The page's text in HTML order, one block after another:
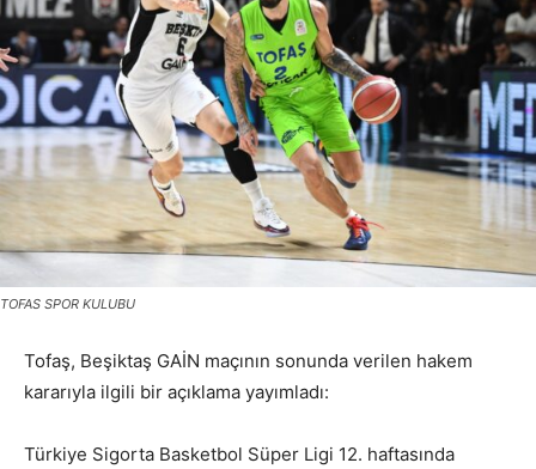
TOFAS SPOR KULUBU
Tofaş, Beşiktaş GAİN maçının sonunda verilen hakem
kararıyla ilgili bir açıklama yayımladı:
Türkiye Sigorta Basketbol Süper Ligi 12. haftasında